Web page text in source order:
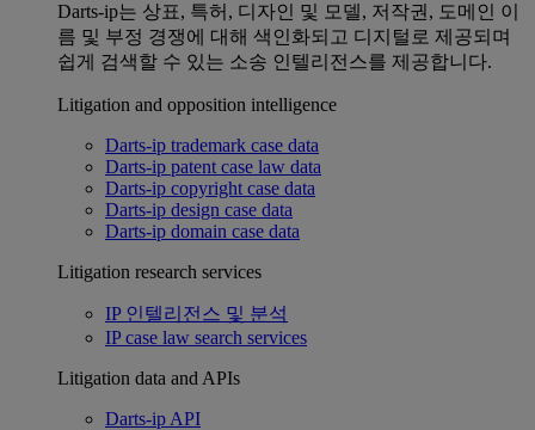
Darts-ip는 상표, 특허, 디자인 및 모델, 저작권, 도메인 이
름 및 부정 경쟁에 대해 색인화되고 디지털로 제공되며
쉽게 검색할 수 있는 소송 인텔리전스를 제공합니다.
Litigation and opposition intelligence
Darts-ip trademark case data
Darts-ip patent case law data
Darts-ip copyright case data
Darts-ip design case data
Darts-ip domain case data
Litigation research services
IP 인텔리전스 및 분석
IP case law search services
Litigation data and APIs
Darts-ip API